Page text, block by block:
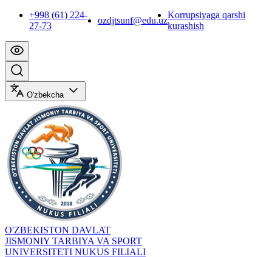
+998 (61) 224-
27-73
ozdjtsunf@edu.uz
Korrupsiyaga qarshi
kurashish
O'zbekcha
O'ZBEKISTON DAVLAT
JISMONIY TARBIYA VA SPORT
UNIVERSITETI NUKUS FILIALI